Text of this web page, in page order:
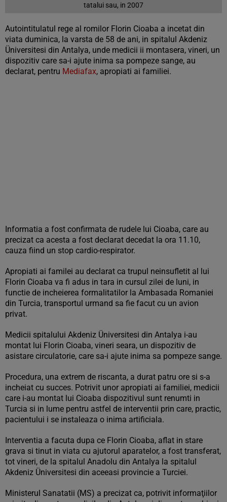
tatalui sau, in 2007
Autointitulatul rege al romilor Florin Cioaba a incetat din
viata duminica, la varsta de 58 de ani, in spitalul Akdeniz
Üniversitesi din Antalya, unde medicii ii montasera, vineri, un
dispozitiv care sa-i ajute inima sa pompeze sange, au
declarat, pentru Mediafax, apropiati ai familiei.
Informatia a fost confirmata de rudele lui Cioaba, care au
precizat ca acesta a fost declarat decedat la ora 11.10,
cauza fiind un stop cardio-respirator.
Apropiati ai familei au declarat ca trupul neinsufletit al lui
Florin Cioaba va fi adus in tara in cursul zilei de luni, in
functie de incheierea formalitatilor la Ambasada Romaniei
din Turcia, transportul urmand sa fie facut cu un avion
privat.
Medicii spitalului Akdeniz Üniversitesi din Antalya i-au
montat lui Florin Cioaba, vineri seara, un dispozitiv de
asistare circulatorie, care sa-i ajute inima sa pompeze sange.
Procedura, una extrem de riscanta, a durat patru ore si s-a
incheiat cu succes. Potrivit unor apropiati ai familiei, medicii
care i-au montat lui Cioaba dispozitivul sunt renumti in
Turcia si in lume pentru astfel de interventii prin care, practic,
pacientului i se instaleaza o inima artificiala.
Interventia a facuta dupa ce Florin Cioaba, aflat in stare
grava si tinut in viata cu ajutorul aparatelor, a fost transferat,
tot vineri, de la spitalul Anadolu din Antalya la spitalul
Akdeniz Üniversitesi din aceeasi provincie a Turciei.
Ministerul Sanatatii (MS) a precizat ca, potrivit informaţiilor